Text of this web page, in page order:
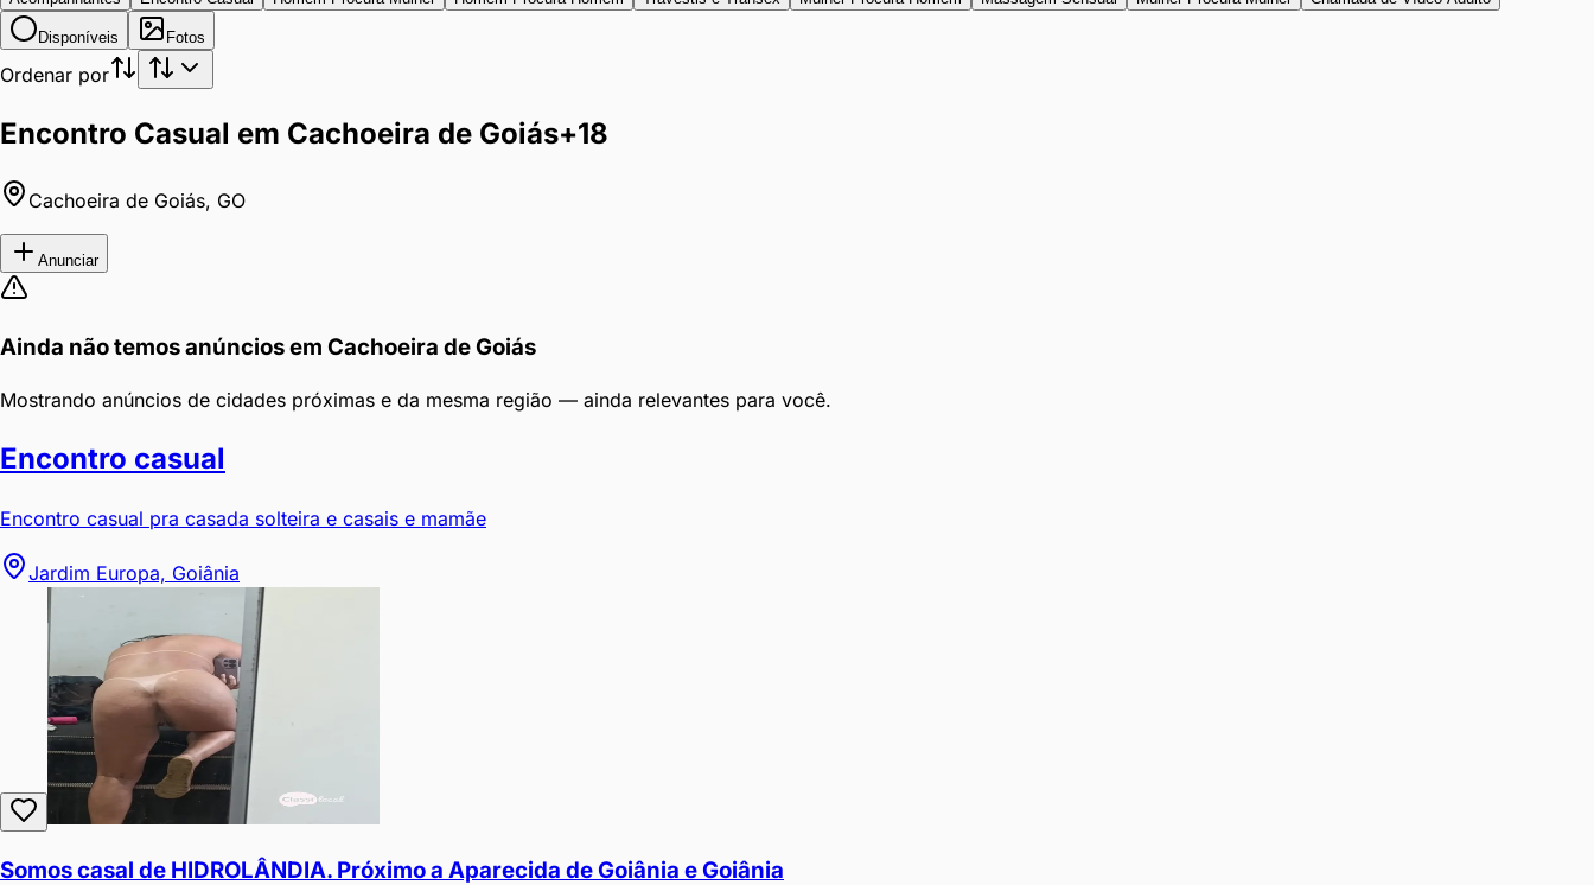
Disponíveis Fotos
Ordenar por
Encontro Casual em Cachoeira de Goiás+18
Cachoeira de Goiás, GO
Anunciar
Ainda não temos anúncios em Cachoeira de Goiás
Mostrando anúncios de cidades próximas e da mesma região — ainda relevantes para você.
Encontro casual
Encontro casual pra casada solteira e casais e mamãe
Jardim Europa, Goiânia
Somos casal de HIDROLÂNDIA. Próximo a Aparecida de Goiânia e Goiânia